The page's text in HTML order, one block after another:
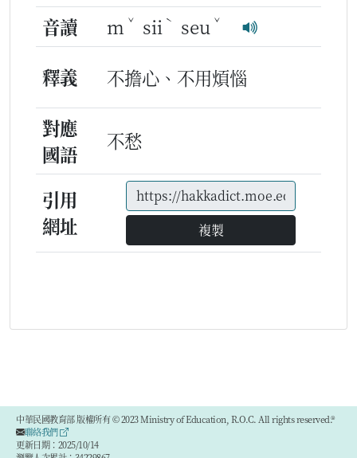
音讀
m ˇ sii ˋ seu ˇ
釋義
不擔心、不用煩惱
對應
國語
不愁
引用
網址
複製
中華民國教育部 版權所有 © 2023 Ministry of Education, R.O.C. All rights reserved.®
聯絡我們
更新日期：2025/10/14